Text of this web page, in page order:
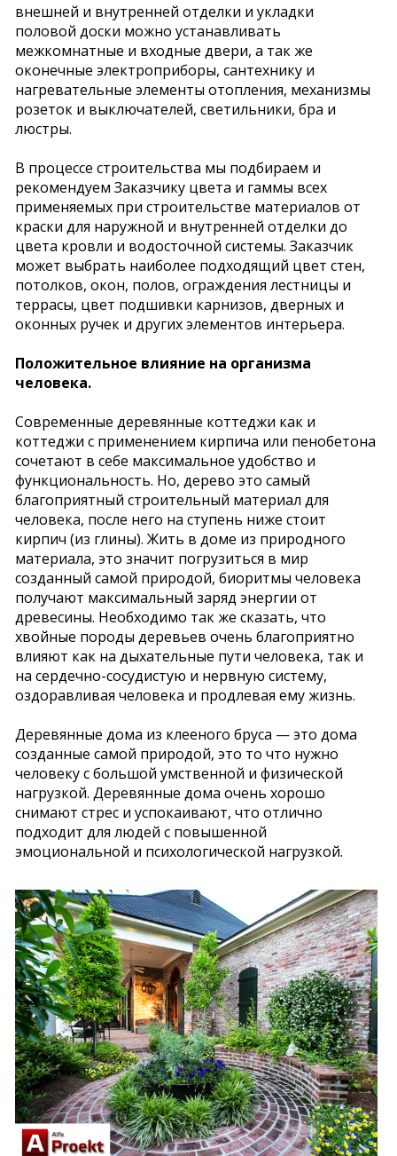
внешней и внутренней отделки и укладки
половой доски можно устанавливать
межкомнатные и входные двери, а так же
оконечные электроприборы, сантехнику и
нагревательные элементы отопления, механизмы
розеток и выключателей, светильники, бра и
люстры.
В процессе строительства мы подбираем и
рекомендуем Заказчику цвета и гаммы всех
применяемых при строительстве материалов от
краски для наружной и внутренней отделки до
цвета кровли и водосточной системы. Заказчик
может выбрать наиболее подходящий цвет стен,
потолков, окон, полов, ограждения лестницы и
террасы, цвет подшивки карнизов, дверных и
оконных ручек и других элементов интерьера.
Положительное влияние на организма
человека.
Современные деревянные коттеджи как и
коттеджи с применением кирпича или пенобетона
сочетают в себе максимальное удобство и
функциональность. Но, дерево это самый
благоприятный строительный материал для
человека, после него на ступень ниже стоит
кирпич (из глины). Жить в доме из природного
материала, это значит погрузиться в мир
созданный самой природой, биоритмы человека
получают максимальный заряд энергии от
древесины. Необходимо так же сказать, что
хвойные породы деревьев очень благоприятно
влияют как на дыхательные пути человека, так и
на сердечно-сосудистую и нервную систему,
оздоравливая человека и продлевая ему жизнь.
Деревянные дома из клееного бруса — это дома
созданные самой природой, это то что нужно
человеку с большой умственной и физической
нагрузкой. Деревянные дома очень хорошо
снимают стрес и успокаивают, что отлично
подходит для людей с повышенной
эмоциональной и психологической нагрузкой.